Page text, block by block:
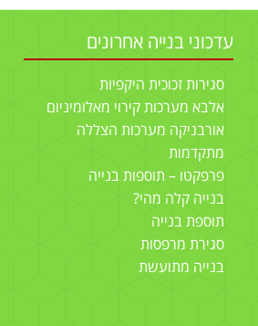
עדכוני בנייה אחרונים
סגירות זכוכית היקפיות
אלבא מערכות קירוי מאלומיניום
אורבניקה מערכות הצללה
מתקדמות
פרפקטו – תוספות בנייה
בנייה קלה מהי?
תוספת בנייה
סגירת מרפסות
בנייה מתועשת